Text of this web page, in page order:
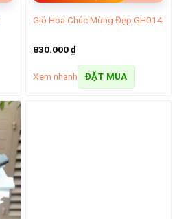
Giỏ Hoa Chúc Mừng Đẹp GH014
830.000₫
Xem nhanh ĐẶT MUA